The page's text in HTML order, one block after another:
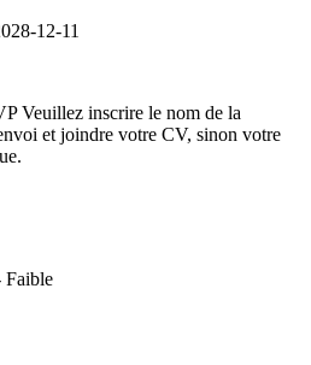
12-11
Veuillez inscrire le nom de la
et joindre votre CV, sinon votre
Faible